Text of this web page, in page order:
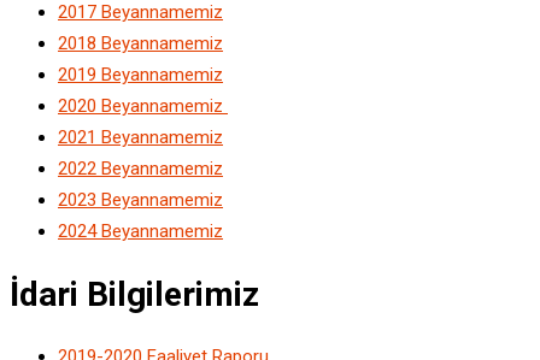
2017 Beyannamemiz
2018 Beyannamemiz
2019 Beyannamemiz
2020 Beyannamemiz
2021 Beyannamemiz
2022 Beyannamemiz
2023 Beyannamemiz
2024 Beyannamemiz
İdari Bilgilerimiz